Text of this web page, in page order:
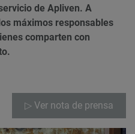
de Apliven. A
máximos responsables
comparten con
▷ Ver nota de prensa